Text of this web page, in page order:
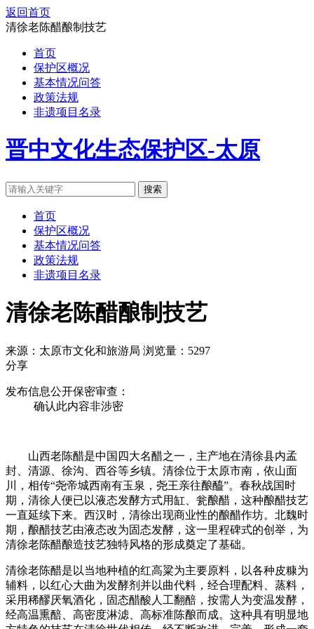
返回首页
清徐老陈醋酿制技艺
首页
保护区概况
基本情况问答
政策法规
非遗项目名录
晋中文化生态保护区-太原
搜索
首页
保护区概况
基本情况问答
政策法规
非遗项目名录
清徐老陈醋酿制技艺
来源：太原市文化和旅游局 浏览量：5297
分享
发布信息公开保密审查：
确认此内容非涉密
山西老陈醋是中国四大名醋之一，主产地在清徐县内孟
封、清源、徐沟、西谷等乡镇。清徐位于太原市南，依山面
川，相传“尧帝城西南有玉泉，尧王亲往酿醯”。春秋战国时
期，清徐人便已以液态发酵方式用缸、瓮酿醋，这种酿醋技艺
一直延续下来。西汉时，清徐出现商业性的酿醋作坊。北魏时
期，酿醋技艺由液态改为固态发酵，这一里程碑式的创举，为
清徐老陈醋酿造技艺独特风格的形成奠定了基础。
清徐老陈醋是以当地种植的红高粱为主要原料，以各种皮糠为
辅料，以红心大曲为发酵剂并以曲代料，经合理配料、蒸料，
采用稀醪厌氧酒化，固态醋酸人工翻醅，按需人为变温发酵，
经高温熏醅、高密度淋滤、高标准陈酿而成。这种具有明显地